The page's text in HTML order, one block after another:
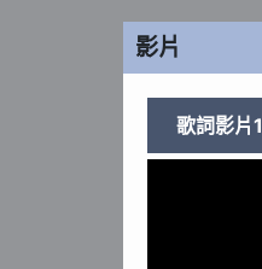
影片
歌詞影片1